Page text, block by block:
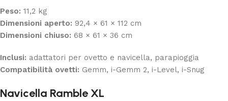
Peso: 11,2 kg
Dimensioni aperto: 92,4 × 61 × 112 cm
Dimensioni chiuso: 68 × 61 × 36 cm
Inclusi: adattatori per ovetto e navicella, parapioggia
Compatibilità ovetti: Gemm, i-Gemm 2, i-Level, i-Snug
Navicella Ramble XL